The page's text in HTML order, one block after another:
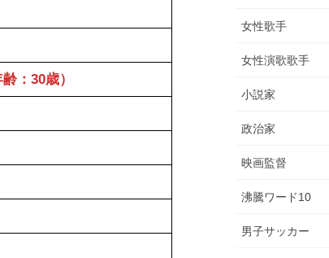
：30歳）
女性歌手
女性演歌歌手
小説家
政治家
映画監督
沸騰ワード10
男子サッカー